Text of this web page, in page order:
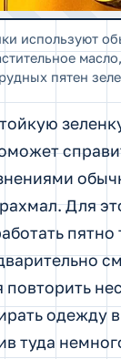
используют
пятен
Для
пятно
одежду
туда